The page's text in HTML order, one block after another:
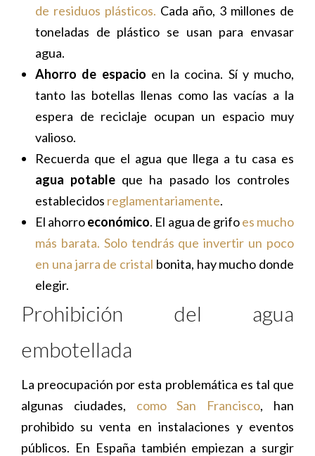
de residuos plásticos. Cada año, 3 millones de
toneladas de plástico se usan para envasar
agua.
Ahorro de espacio en la cocina. Sí y mucho,
tanto las botellas llenas como las vacías a la
espera de reciclaje ocupan un espacio muy
valioso.
Recuerda que el agua que llega a tu casa es
agua potable que ha pasado los controles
establecidos reglamentariamente.
El ahorroeconómico. El agua de grifoes mucho
más barata. Solo tendrás que invertir un poco
en una jarra de cristal bonita, hay mucho donde
elegir.
Prohibición del agua
embotellada
La preocupación por esta problemática es tal que
algunas ciudades, como San Francisco, han
prohibido su venta en instalaciones y eventos
públicos. En España también empiezan a surgir